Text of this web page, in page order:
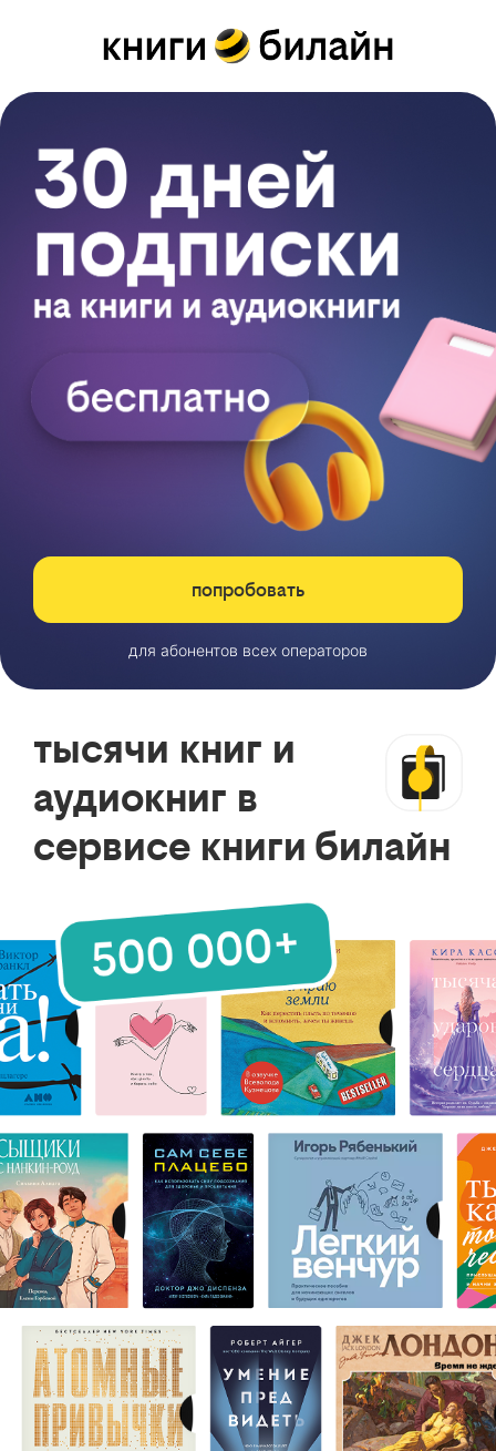
попробовать
для абонентов всех операторов
тысячи книг и
аудиокниг в
сервисе книги билайн